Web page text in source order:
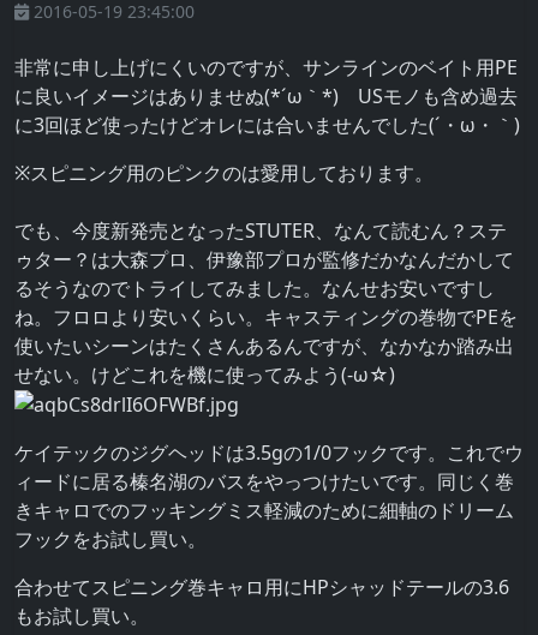
2016-05-19 23:45:00
非常に申し上げにくいのですが、サンラインのベイト用PE
に良いイメージはありませぬ(*´ω｀*) USモノも含め過去
に3回ほど使ったけどオレには合いませんでした(´・ω・｀)
※スピニング用のピンクのは愛用しております。
でも、今度新発売となったSTUTER、なんて読むん？ステ
ゥター？は大森プロ、伊豫部プロが監修だかなんだかして
るそうなのでトライしてみました。なんせお安いですし
ね。フロロより安いくらい。キャスティングの巻物でPEを
使いたいシーンはたくさんあるんですが、なかなか踏み出
せない。けどこれを機に使ってみよう(-ω☆)
ケイテックのジグヘッドは3.5gの1/0フックです。これでウ
ィードに居る榛名湖のバスをやっつけたいです。同じく巻
きキャロでのフッキングミス軽減のために細軸のドリーム
フックをお試し買い。
合わせてスピニング巻キャロ用にHPシャッドテールの3.6
もお試し買い。